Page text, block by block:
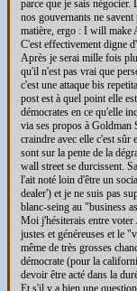
parce que je sais négocier.
nos gouvernants ne
matière, ergo : I will make
C'est effectivement digne
Après je serai mille fois
qu'il n'est pas vrai que
c'est une attaque bis
post est à quel point elle
démocrates en ce qu'elle
via ses propos à Goldman
craindre avec elle c'est sûr
sont sur la pente de la
wall street se durcissent.
l'ait noté loin d'être un
dealer') et je ne suis pas
blanc-seing au "business
Moi j'hésiterais entre
justes et généreuses et le
même de très grosses
démocrate (pour la
devoir être acté dans la
Et s'il y a bien une